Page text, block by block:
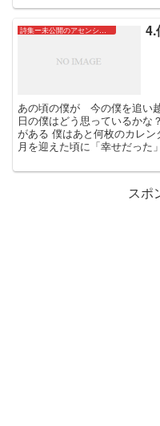
詩集ー未公開のアセンションたちー 4.
あの頃の僕が 今の僕を追い
日の僕はどう思っているか
がある 僕はあと何枚のカレ
月を迎えた頃に「幸せだった
スポ